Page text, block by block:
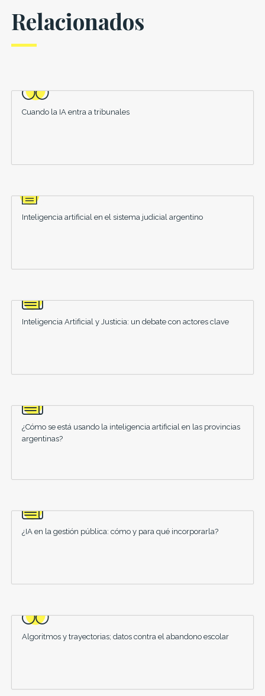
Relacionados
Cuando la IA entra a tribunales
Inteligencia artificial en el sistema judicial argentino
Inteligencia Artificial y Justicia: un debate con actores clave
¿Cómo se está usando la inteligencia artificial en las provincias
argentinas?
¿IA en la gestión pública: cómo y para qué incorporarla?
Algoritmos y trayectorias; datos contra el abandono escolar